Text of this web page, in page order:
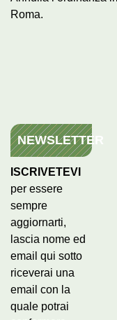
Roma.
NEWSLETTER
ISCRIVETEVI
per essere
sempre
aggiornarti,
lascia nome ed
email qui sotto
riceverai una
email con la
quale potrai